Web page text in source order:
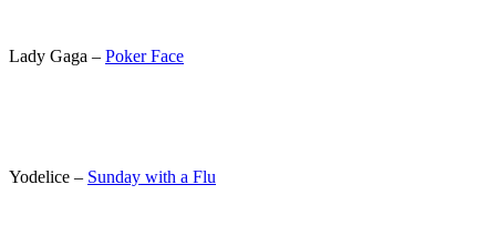
Lady Gaga – Poker Face
Yodelice – Sunday with a Flu